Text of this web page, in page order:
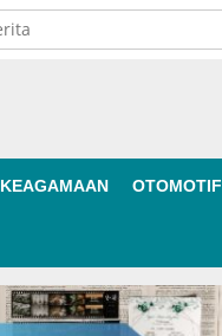
KEAGAMAAN OTOMOTIF